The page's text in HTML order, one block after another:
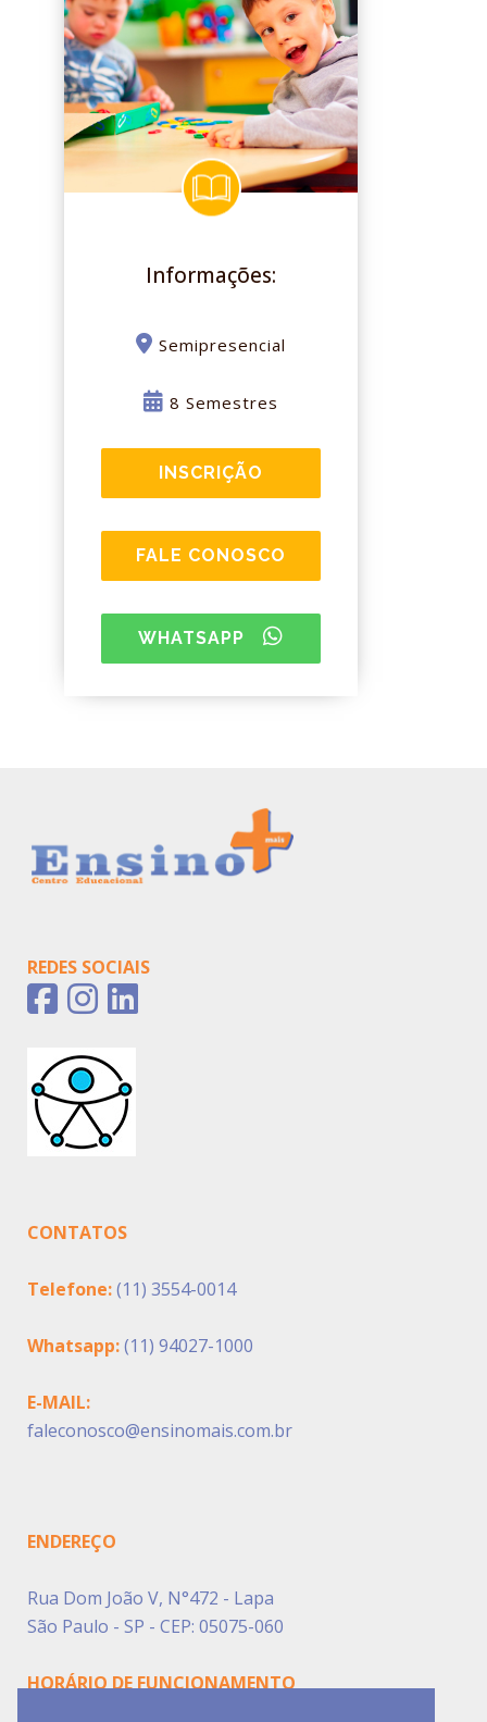
Informações:
Semipresencial
8 Semestres
INSCRIÇÃO
FALE CONOSCO
WHATSAPP
REDES SOCIAIS
CONTATOS
Telefone:(11) 3554-0014
Whatsapp:(11) 94027-1000
E-MAIL:
faleconosco@ensinomais.com.br
ENDEREÇO
Rua Dom João V, N°472 - Lapa
São Paulo - SP - CEP: 05075-060
HORÁRIO DE FUNCIONAMENTO